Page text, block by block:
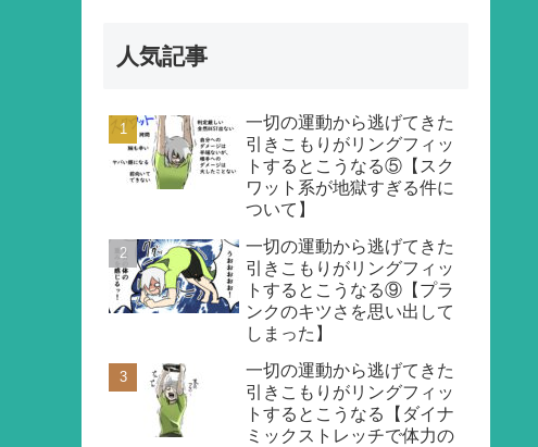
人気記事
一切の運動から逃げてきた
引きこもりがリングフィッ
トするとこうなる⑤【スク
ワット系が地獄すぎる件に
ついて】
一切の運動から逃げてきた
引きこもりがリングフィッ
トするとこうなる⑨【プラ
ンクのキツさを思い出して
しまった】
一切の運動から逃げてきた
引きこもりがリングフィッ
トするとこうなる【ダイナ
ミックストレッチで体力の